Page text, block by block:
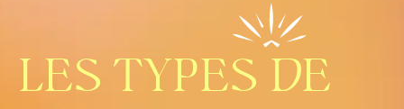
LES TYPES DE